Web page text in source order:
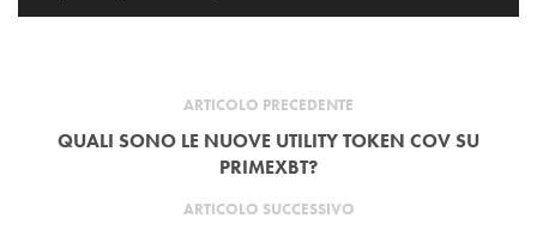
ARTICOLO PRECEDENTE
QUALI SONO LE NUOVE UTILITY TOKEN COV SU
PRIMEXBT?
ARTICOLO SUCCESSIVO